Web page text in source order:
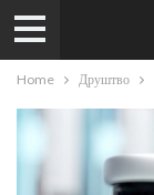
Home Друштво